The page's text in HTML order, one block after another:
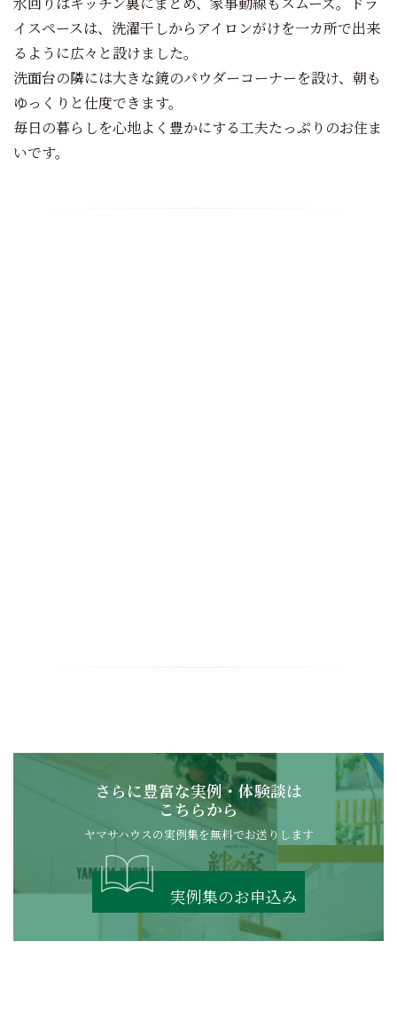
イスペースは、洗濯干しからアイロンがけを一カ所で出来
るように広々と設けました。
洗面台の隣には大きな鏡のパウダーコーナーを設け、朝も
ゆっくりと仕度できます。
毎日の暮らしを心地よく豊かにする工夫たっぷりのお住ま
いです。
さらに豊富な実例・体験談は
こちらから
ヤマサハウスの実例集を無料でお送りします
実例集のお申込み